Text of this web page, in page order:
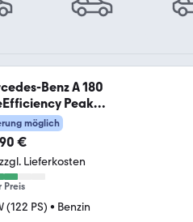
Benz A 180
Peak
Line*KeyL
möglich
€
Lieferkosten
Preis
(122 PS) • Benzin